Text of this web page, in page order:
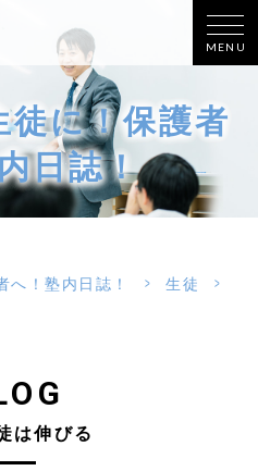
MENU
徒に！保護者
日誌！
へ！塾内日誌！
> 生徒
>
は伸びる